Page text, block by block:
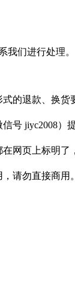
我们进行处理。
的退款、换
号 jiyc2008）
网页上标明了
请勿直接商用